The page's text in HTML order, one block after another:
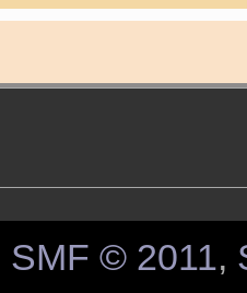
SMF © 2011,